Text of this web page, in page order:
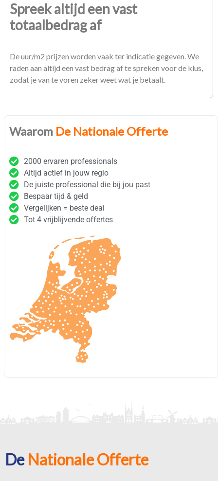
Spreek altijd een vast
totaalbedrag af
De uur/m2 prijzen worden vaak ter indicatie gegeven. We
raden aan altijd een vast bedrag af te spreken voor de klus,
zodat je van te voren zeker weet wat je betaalt.
Waarom De Nationale Offerte
2000 ervaren professionals
Altijd actief in jouw regio
De juiste professional die bij jou past
Bespaar tijd & geld
Vergelijken = beste deal
Tot 4 vrijblijvende offertes
De Nationale Offerte